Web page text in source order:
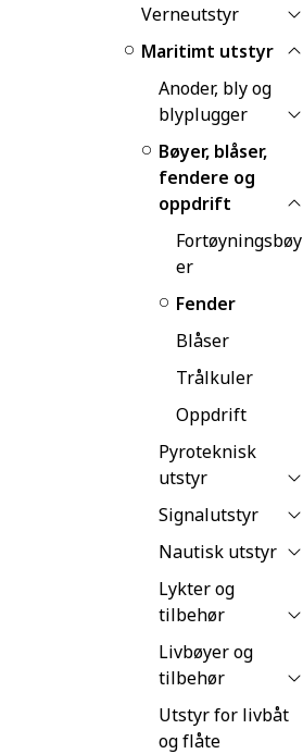
Verneutstyr
Maritimt utstyr
Anoder, bly og
blyplugger
Bøyer, blåser,
fendere og
oppdrift
Fortøyningsbøy
er
Fender
Blåser
Trålkuler
Oppdrift
Pyroteknisk
utstyr
Signalutstyr
Nautisk utstyr
Lykter og
tilbehør
Livbøyer og
tilbehør
Utstyr for livbåt
og flåte